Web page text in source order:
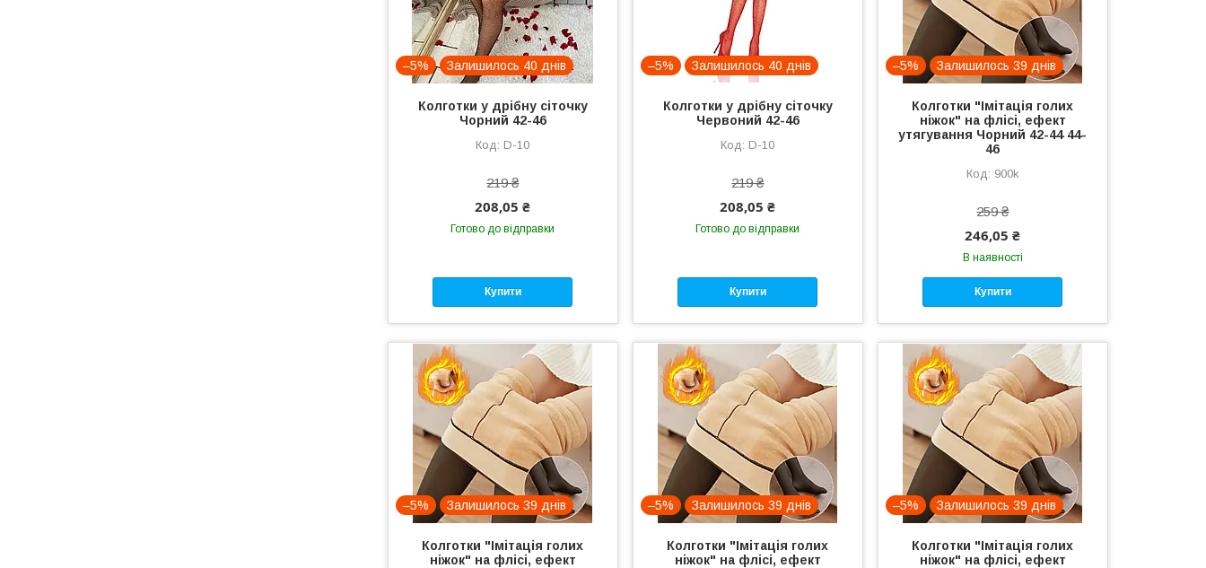
–5% Залишилось 40 днів
Колготки у дрібну сіточку
Чорний 42-46
D-10
219 ₴
208,05 ₴
Готово до відправки
Купити
–5% Залишилось 40 днів
Колготки у дрібну сіточку
Червоний 42-46
D-10
219 ₴
208,05 ₴
Готово до відправки
Купити
–5% Залишилось 39 днів
Колготки "Імітація голих
ніжок" на флісі, ефект
утягування Чорний 42-44 44-
46
900k
259 ₴
246,05 ₴
В наявності
Купити
–5% Залишилось 39 днів
Колготки "Імітація голих
ніжок" на флісі, ефект
–5% Залишилось 39 днів
Колготки "Імітація голих
ніжок" на флісі, ефект
–5% Залишилось 39 днів
Колготки "Імітація голих
ніжок" на флісі, ефект